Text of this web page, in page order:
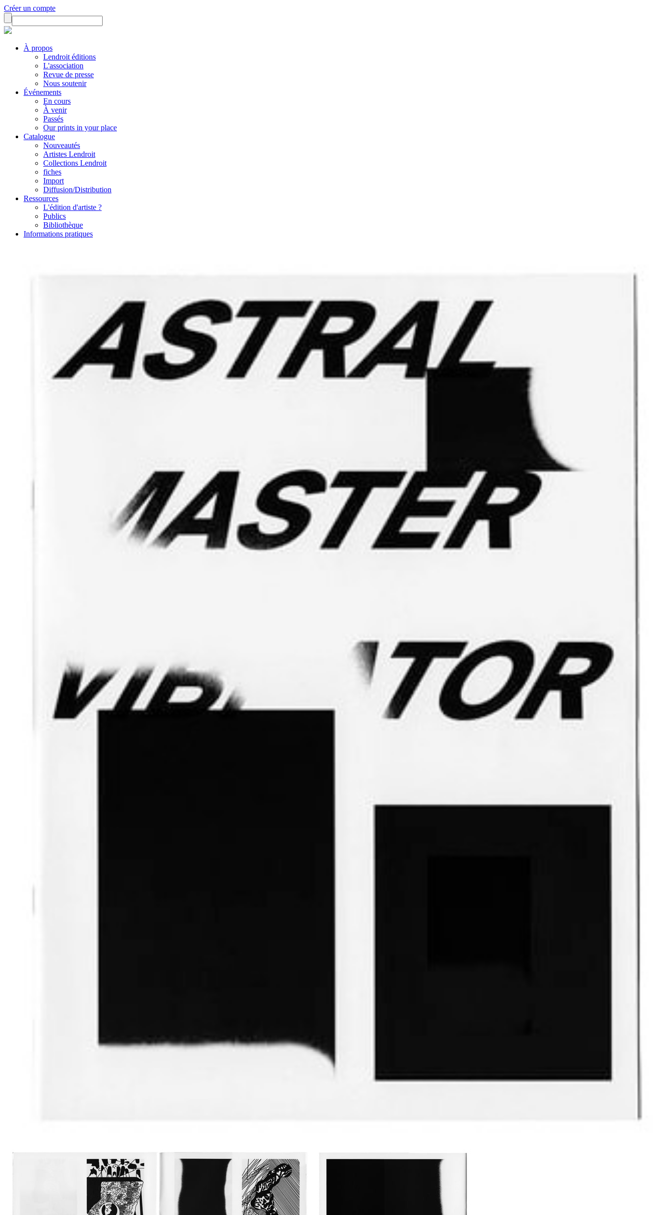
Créer un compte
À propos
Lendroit éditions
L'association
Revue de presse
Nous soutenir
Événements
En cours
À venir
Passés
Our prints in your place
Catalogue
Nouveautés
Artistes Lendroit
Collections Lendroit
fiches
Import
Diffusion/Distribution
Ressources
L'édition d'artiste ?
Publics
Bibliothèque
Informations pratiques